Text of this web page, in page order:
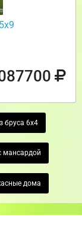
бруса 6х4
мансардой
дома